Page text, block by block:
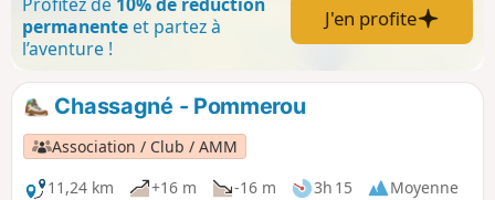
permanenteet partez à
l’aventure !
J'en profite
Chassagné - Pommerou
Association / Club / AMM
11,24 km
+16 m -16 m 3h 15
Moyenne